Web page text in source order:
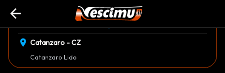
arrow_back
EVENTO CONCLUSO
mercoledì 20 Agosto 21:00
location_on Catanzaro - CZ
Catanzaro Lido